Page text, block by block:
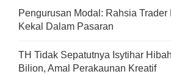
Pengurusan Modal: Rahsia Trader
Kekal Dalam Pasaran
TH Tidak Sepatutnya Isytihar
Bilion, Amal Perakaunan Kreatif